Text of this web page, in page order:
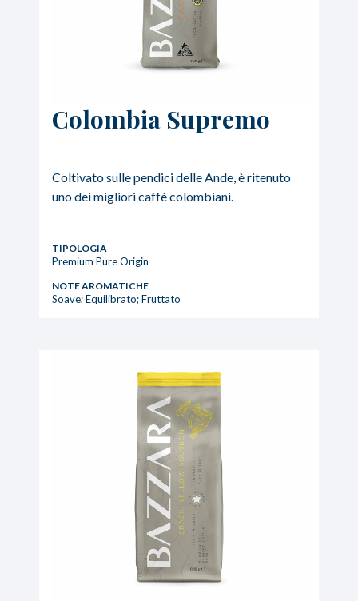
Colombia Supremo
Coltivato sulle pendici delle Ande, è ritenuto
uno dei migliori caffè colombiani.
TIPOLOGIA
Premium Pure Origin
NOTE AROMATICHE
Soave; Equilibrato; Fruttato